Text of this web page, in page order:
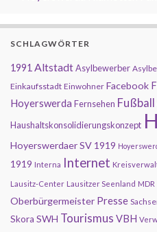
SCHLAGWÖRTER
1991 AltstadtAsylbewerber
Einkaufsstadt Einwohner Facebook
Hoyerswerda Fernsehen Fußball
Haushaltskonsolidierungskonzept
Hoyerswerdaer SV 1919
1919 Interna Internet
Lausitz-Center Lausitzer Seenland MDR
Oberbürgermeister Presse
Skora SWH Tourismus VBH